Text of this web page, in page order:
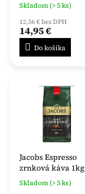
Skladom (> 5 ks)
12,56 € bez DPH
14,95 €
Do košíka
Jacobs Espresso
zrnková káva 1kg
Skladom (> 5 ks)